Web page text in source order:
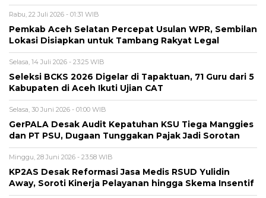
Rabu, 22 Juli 2026 - 01:31 WIB
Pemkab Aceh Selatan Percepat Usulan WPR, Sembilan
Lokasi Disiapkan untuk Tambang Rakyat Legal
Selasa, 14 Juli 2026 - 23:25 WIB
Seleksi BCKS 2026 Digelar di Tapaktuan, 71 Guru dari 5
Kabupaten di Aceh Ikuti Ujian CAT
Selasa, 30 Juni 2026 - 01:00 WIB
GerPALA Desak Audit Kepatuhan KSU Tiega Manggies
dan PT PSU, Dugaan Tunggakan Pajak Jadi Sorotan
Minggu, 28 Juni 2026 - 23:58 WIB
KP2AS Desak Reformasi Jasa Medis RSUD Yulidin
Away, Soroti Kinerja Pelayanan hingga Skema Insentif